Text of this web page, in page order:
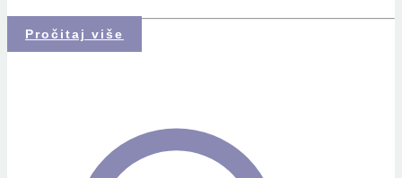
Pročitaj više